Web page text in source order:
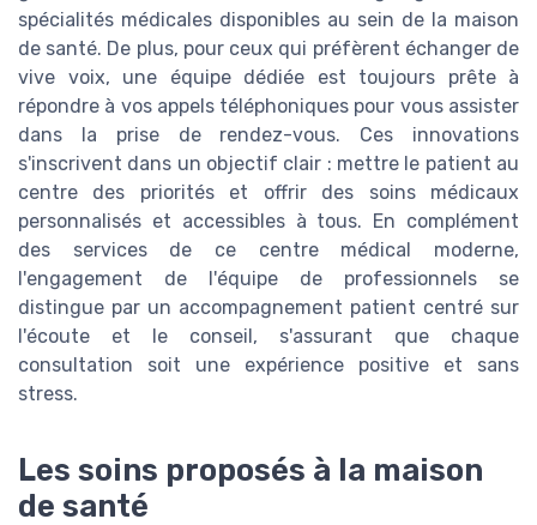
spécialités médicales disponibles au sein de la maison
de santé. De plus, pour ceux qui préfèrent échanger de
vive voix, une équipe dédiée est toujours prête à
répondre à vos appels téléphoniques pour vous assister
dans la prise de rendez-vous. Ces innovations
s'inscrivent dans un objectif clair : mettre le patient au
centre des priorités et offrir des soins médicaux
personnalisés et accessibles à tous. En complément
des services de ce centre médical moderne,
l'engagement de l'équipe de professionnels se
distingue par un accompagnement patient centré sur
l'écoute et le conseil, s'assurant que chaque
consultation soit une expérience positive et sans
stress.
Les soins proposés à la maison
de santé